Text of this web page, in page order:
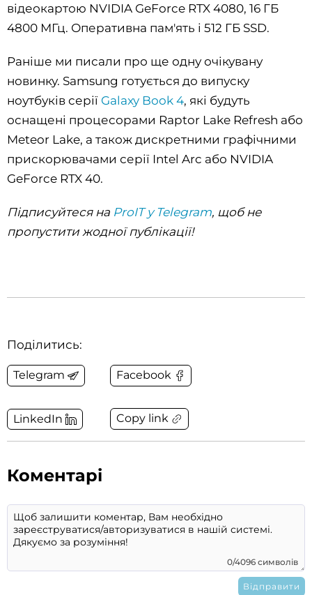
відеокартою NVIDIA GeForce RTX 4080, 16 ГБ
4800 МГц. Оперативна пам'ять і 512 ГБ SSD.
Раніше ми писали про ще одну очікувану
новинку. Samsung готується до випуску
ноутбуків серії Galaxy Book 4, які будуть
оснащені процесорами Raptor Lake Refresh або
Meteor Lake, а також дискретними графічними
прискорювачами серії Intel Arc або NVIDIA
GeForce RTX 40.
Підписуйтеся на ProIT у Telegram, щоб не
пропустити жодної публікації!
Поділитись:
Telegram Facebook
LinkedIn Copy link
Коментарі
0/4096 символів